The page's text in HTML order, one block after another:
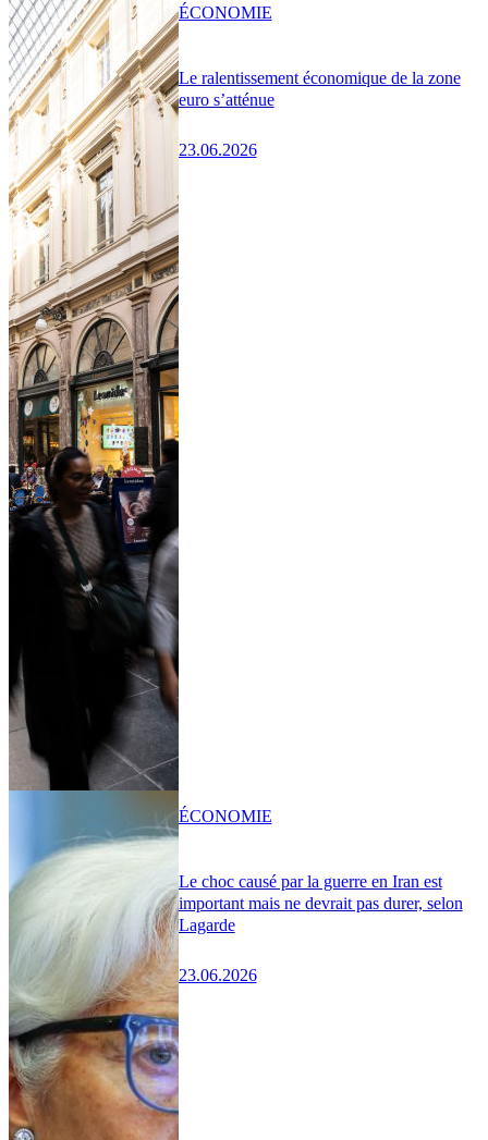
Le ralentissement économique de la zone
euro s’atténue
23.06.2026
ÉCONOMIE
Le choc causé par la guerre en Iran est
important mais ne devrait pas durer, selon
Lagarde
23.06.2026
ÉCONOMIE